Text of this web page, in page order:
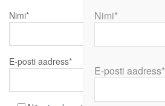
Nimi*
E-posti aadress*
Nimi*
E-posti aadress*